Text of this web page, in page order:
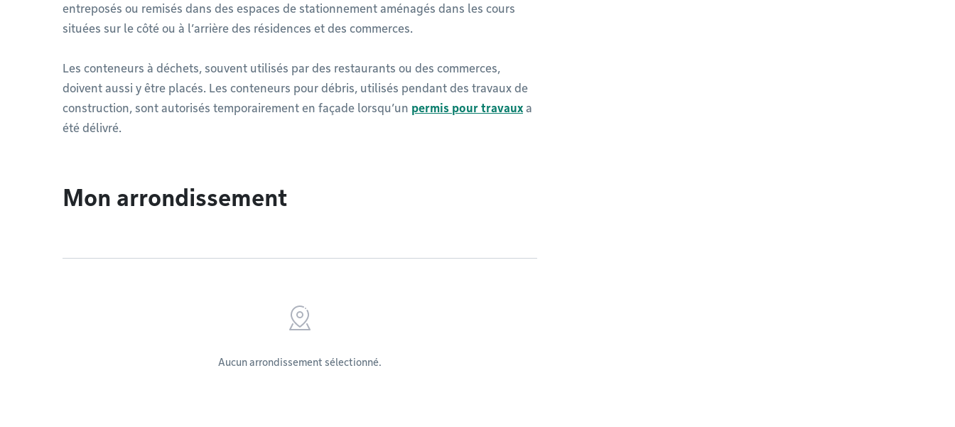
entreposés ou remisés dans des espaces de stationnement aménagés dans les cours
situées sur le côté ou à l’arrière des résidences et des commerces.
Les conteneurs à déchets, souvent utilisés par des restaurants ou des commerces,
doivent aussi y être placés. Les conteneurs pour débris, utilisés pendant des travaux de
construction, sont autorisés temporairement en façade lorsqu’un permis pour travaux a
été délivré.
Mon arrondissement
Aucun arrondissement sélectionné.